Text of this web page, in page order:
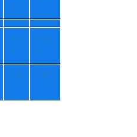
é
+9
°
+13
°
+8
°
+8°